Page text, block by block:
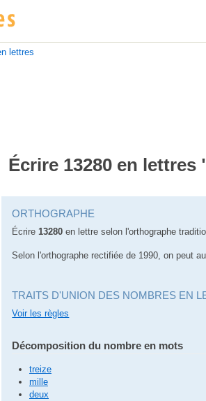
lettres
Écrire 13280 en
ORTHOGRAPHE
Écrire13280 en lettre selon l'orthographe
Selon l'orthographe rectifiée de 1990, on peut
TRAITS D'UNION DES NOMBRES EN
Voir les règles
Décomposition du nombre en mots
treize
mille
deux